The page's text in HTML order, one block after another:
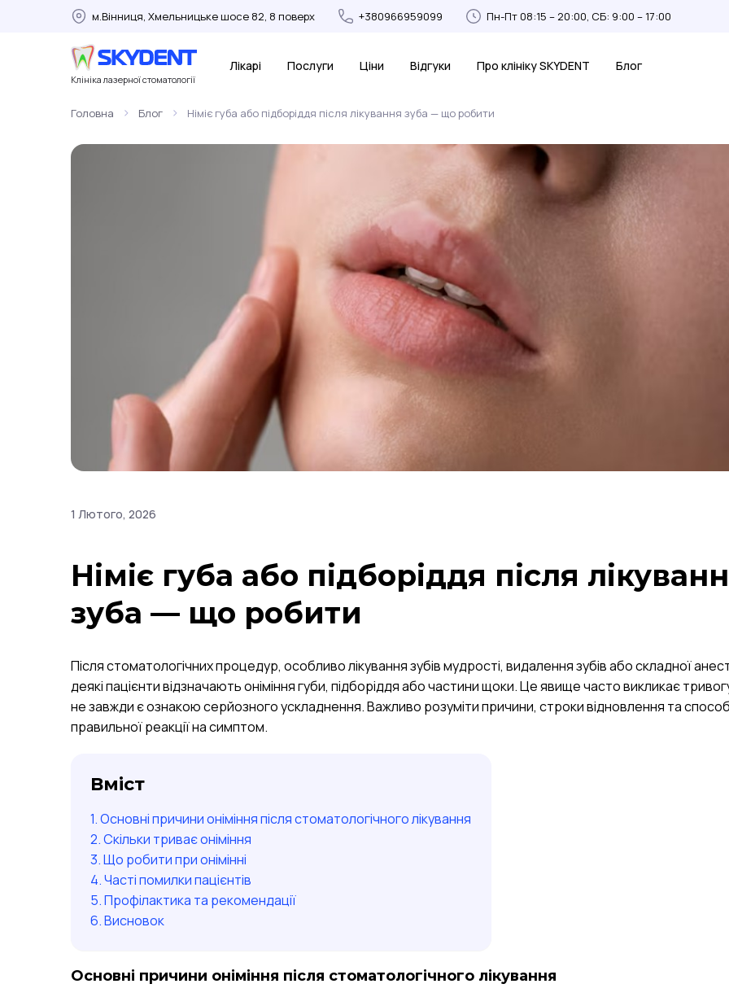
м.Вінниця, Хмельницьке шосе 82, 8 поверх +380966959099 Пн-Пт 08:15 – 20:00, СБ: 9:00 – 17:00
Клініка лазерної стоматології
Лікарі Послуги Ціни Відгуки Про клініку SKYDENT Блог
Головна > Блог > Німіє губа або підборіддя після лікування зуба — що робити
1 Лютого, 2026
Німіє губа або підборіддя після
зуба — що робити
Після стоматологічних процедур, особливо лікування зубів мудрості, видалення зубів або складної
деякі пацієнти відзначають оніміння губи, підборіддя або частини щоки. Це явище часто викликає
не завжди є ознакою серйозного ускладнення. Важливо розуміти причини, строки відновлення та
правильної реакції на симптом.
Вміст
Основні причини оніміння після стоматологічного лікування
Скільки триває оніміння
Що робити при онімінні
Часті помилки пацієнтів
Профілактика та рекомендації
Висновок
Основні причини оніміння після стоматологічного лікування